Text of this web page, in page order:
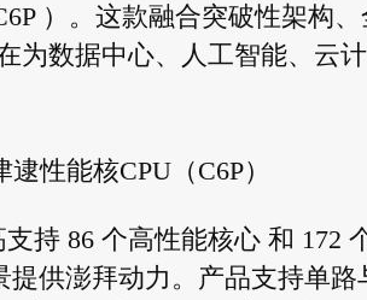
）。这款融合突破性架构
为数据中心、人工智能、云
性能核CPU（C6P）
持 86 个高性能核心 和 172
供澎拜动力。产品支持单路